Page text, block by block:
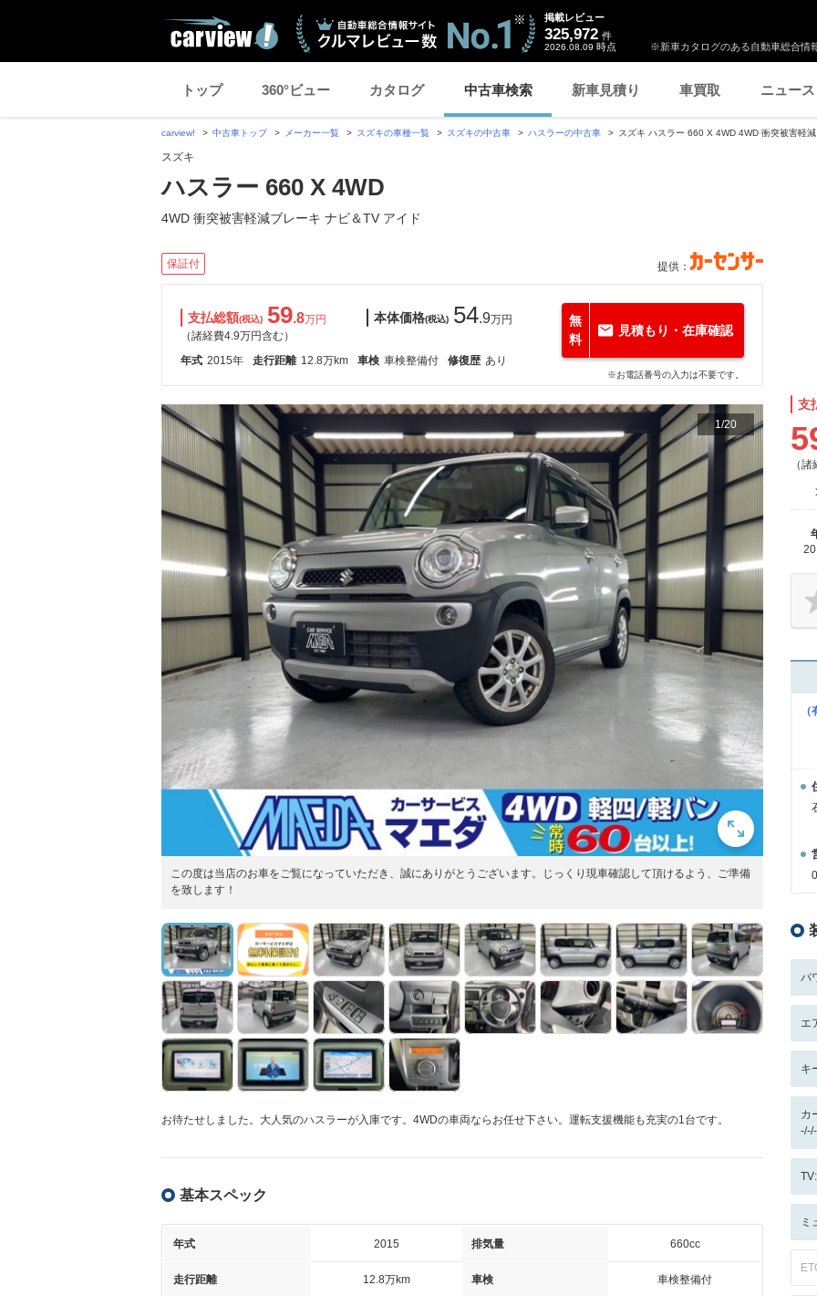
※新車カタログのある自動車総合情
掲載レビュー
325,972 件
2026.08.09 時点
トップ 360°ビュー カタログ 中古車検索 新車見積り 車買取 ニュース
carview! 中古車トップ メーカー一覧 スズキの車種一覧 スズキの中古車 ハスラーの中古車 スズキ ハスラー 660 X 4WD 4WD 衝突被害軽
スズキ
ハスラー 660 X 4WD
4WD 衝突被害軽減ブレーキ ナビ＆TV アイド
保証付 提供：
支払総額(税込) 59.8万円
（諸経費4.9万円含む）
本体価格(税込) 54.9万円
年式 2015年 走行距離 12.8万km 車検 車検整備付 修復歴 あり
無
料
見積もり・在庫確認
※お電話番号の入力は不要です。
1/20
この度は当店のお車をご覧になっていただき、誠にありがとうございます。じっくり現車確認して頂けるよう、ご準備
を致します！
お待たせしました。大人気のハスラーが入庫です。4WDの車両ならお任せ下さい。運転支援機能も充実の1台です。
基本スペック
年式 2015 排気量 660cc
走行距離 12.8万km 車検 車検整備付
支
（
パ
エ
キ
カ
ミ